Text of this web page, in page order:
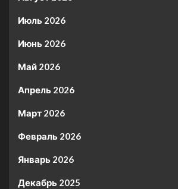
Июль 2026
Июнь 2026
Май 2026
Апрель 2026
Март 2026
Февраль 2026
Январь 2026
Декабрь 2025